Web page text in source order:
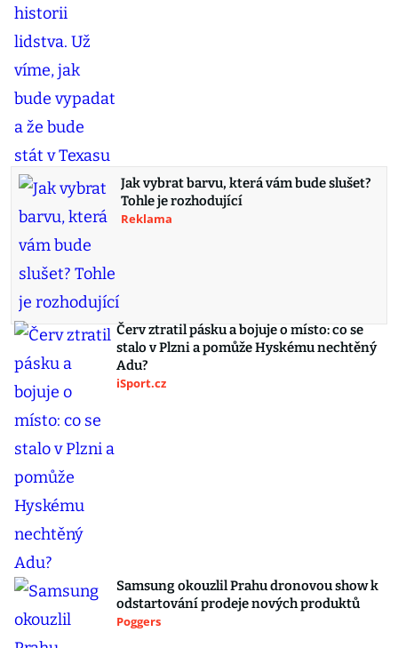
Jak vybrat barvu, která vám bude slušet?
Tohle je rozhodující
Reklama
Červ ztratil pásku a bojuje o místo: co se
stalo v Plzni a pomůže Hyskému nechtěný
Adu?
iSport.cz
Samsung okouzlil Prahu dronovou show k
odstartování prodeje nových produktů
Poggers